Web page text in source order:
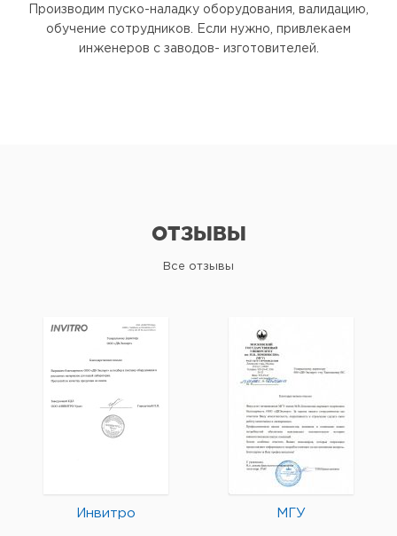
Производим пуско-наладку оборудования, валидацию,
обучение сотрудников. Если нужно, привлекаем
инженеров с заводов- изготовителей.
ОТЗЫВЫ
Все отзывы
Инвитро МГУ